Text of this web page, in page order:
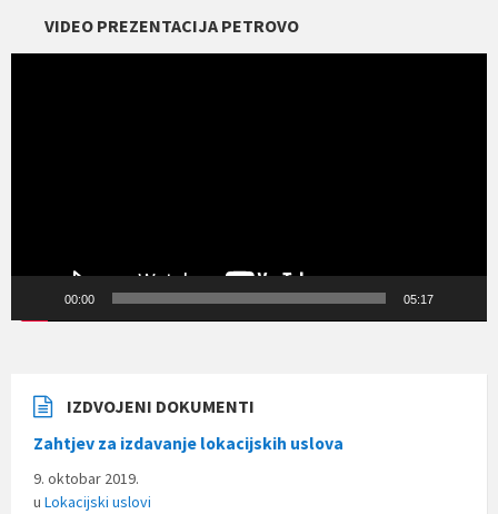
VIDEO PREZENTACIJA PETROVO
00:00 05:17
IZDVOJENI DOKUMENTI
Zahtjev za izdavanje lokacijskih uslova
9. oktobar 2019.
u Lokacijski uslovi